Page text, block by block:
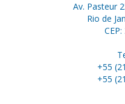
Av. Pasteur
Rio de
+55
+55